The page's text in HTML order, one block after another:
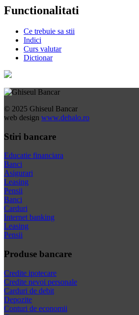
Functionalitati
Ce trebuie sa stii
Indici
Curs valutar
Dictionar
© 2025 Ghiseul Bancar
web design www.dehalo.ro
Stiri bancare
Educatie financiara
Banci
Asigurari
Leasing
Pensii
Banci
Carduri
Internet banking
Leasing
Pensii
Produse bancare
Credite ipotecare
Credite nevoi personale
Carduri de debit
Depozite
Conturi de economii